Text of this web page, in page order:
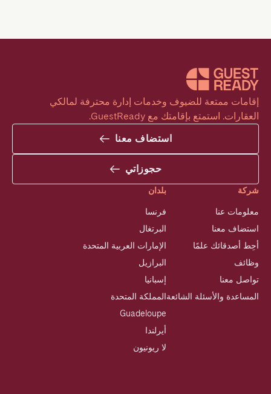
العقارات. استمتع بإقامتك مع GuestReady.
استضاف معنا
حجوزاتي
شركة
معلومات عنا
استضاف معنا
أحِط أصدقائك علمًا
وظائف
تواصل معنا
المساعدة والأسئلة الشائعة
بلدان
فرنسا
البرتغال
الإمارات العربية المتحدة
البرازيل
إسبانيا
المملكة المتحدة
Guadeloupe
أيرلندا
لا ريونيون